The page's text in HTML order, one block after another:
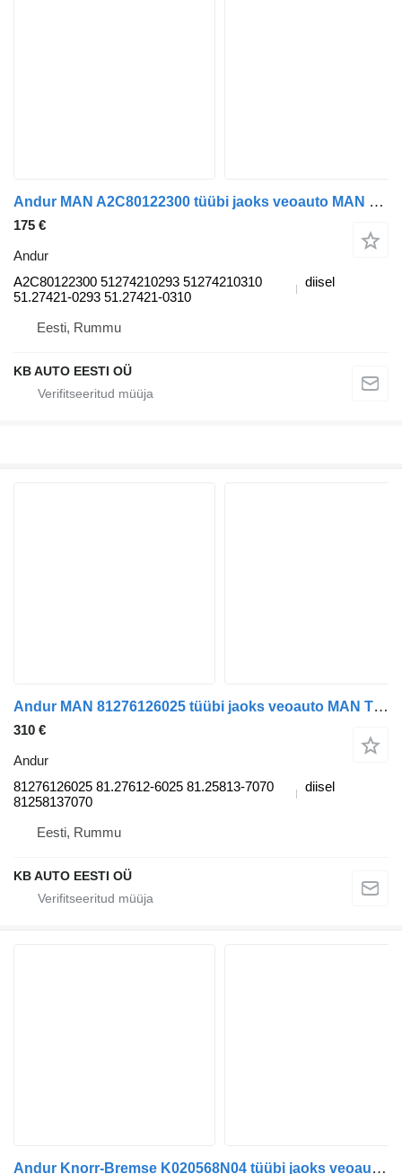
Andur MAN A2C80122300 tüübi jaoks veoauto MAN TGL, TGM, TGS, TGX (2005-2021)
175 €
Andur
A2C80122300 51274210293 51274210310
51.27421-0293 51.27421-0310
diisel
Eesti, Rummu
KB AUTO EESTI OÜ
Andur MAN 81276126025 tüübi jaoks veoauto MAN TGL, TGM, TGS, TGX (2005-2021)
310 €
Andur
81276126025 81.27612-6025 81.25813-7070
81258137070
diisel
Eesti, Rummu
KB AUTO EESTI OÜ
Andur Knorr-Bremse K020568N04 tüübi jaoks veoauto MAN TGL, TGM, TGS, TGX (2005-2021)